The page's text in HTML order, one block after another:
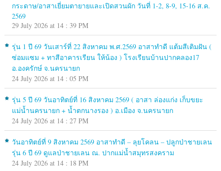
กระดาษ/อาสาเยี่ยมตายายและเปิดสวนผัก วันที่ 1-2, 8-9, 15-16 ส.ค.
2569
29 July 2026 at 14 : 39 PM
รุ่น 1 ปี 69 วันเสาร์ที่ 22 สิงหาคม พ.ศ.2569 อาสาทำดี แต้มสีเติมฝัน (
ซ่อมแซม + ทาสีอาคารเรียน ให้น้อง ) โรงเรียนบ้านปากคลอง17
อ.องครักษ์ จ.นครนายก
24 July 2026 at 14 : 05 PM
รุ่น 5 ปี 69 วันอาทิตย์ที่ 16 สิงหาคม 2569 ( อาสา ล่องแก่ง เก็บขยะ
แม่น้ำนครนายก + น้ำตกนางรอง ) อ.เมือง จ.นครนายก
24 July 2026 at 14 : 27 PM
วันอาทิตย์ที่ 9 สิงหาคม 2569 อาสาทำดี – ลุยโคลน – ปลูกป่าชายเลน
รุ่น 6 ปี 69 ดูแลป่าชายเลน ณ. ปากแม่น้ำสมุทรสงคราม
24 July 2026 at 14 : 18 PM